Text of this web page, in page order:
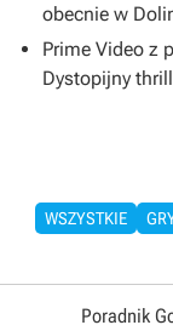
obecnie w
Prime Video z
Dystopijny
WSZYSTKIE
Poradnik